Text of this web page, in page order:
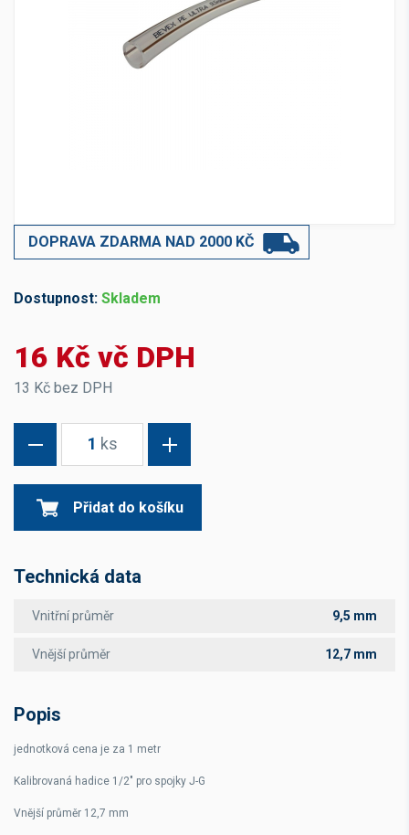
DOPRAVA ZDARMA NAD 2000 KČ
Dostupnost: Skladem
16 Kč vč DPH
13 Kč bez DPH
1 ks
Přidat do košíku
Technická data
Vnitřní průměr 9,5 mm
Vnější průměr 12,7 mm
Popis
jednotková cena je za 1 metr
Kalibrovaná hadice 1/2" pro spojky J-G
Vnější průměr 12,7 mm